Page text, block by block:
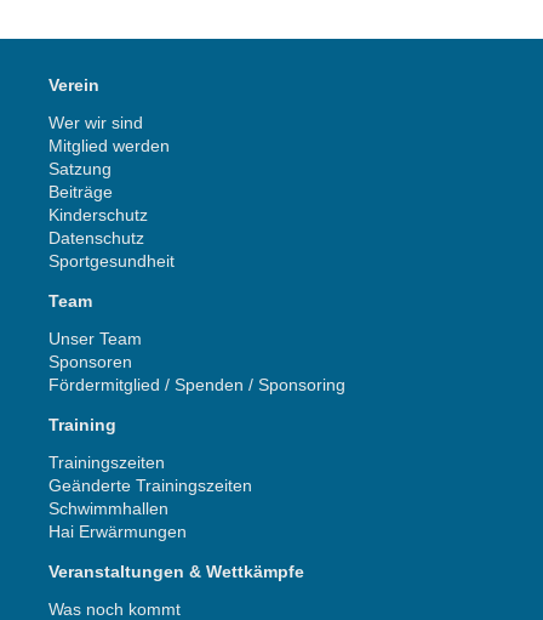
Verein
Wer wir sind
Mitglied werden
Satzung
Beiträge
Kinderschutz
Datenschutz
Sportgesundheit
Team
Unser Team
Sponsoren
Fördermitglied / Spenden / Sponsoring
Training
Trainingszeiten
Geänderte Trainingszeiten
Schwimmhallen
Hai Erwärmungen
Veranstaltungen & Wettkämpfe
Was noch kommt